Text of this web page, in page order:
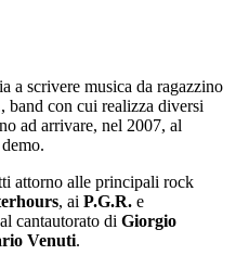
a scrivere musica da ragazzino
con cui realizza diversi
ad arrivare, nel 2007, al
attorno alle principali rock
, ai P.G.R. e
cantautorato di Giorgio
Venuti.